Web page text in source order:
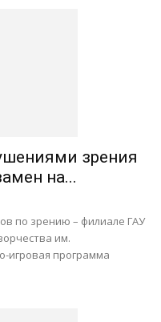
зрения
на...
по зрению – филиале ГАУ
им.
игровая программа